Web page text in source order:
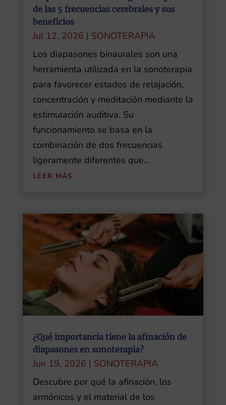
de las 5 frecuencias cerebrales y sus
beneficios
Jul 12, 2026 | SONOTERAPIA
Los diapasones binaurales son una
herramienta utilizada en la sonoterapia
para favorecer estados de relajación,
concentración y meditación mediante la
estimulación auditiva. Su
funcionamiento se basa en la
combinación de dos frecuencias
ligeramente diferentes que...
LEER MÁS
¿Qué importancia tiene la afinación de
diapasones en sonoterapia?
Jun 19, 2026 | SONOTERAPIA
Descubre por qué la afinación, los
armónicos y el material de los